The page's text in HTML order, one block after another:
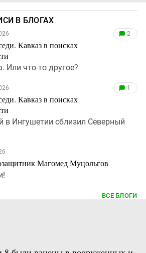
В БЛОГАХ
Кавказ в поисках
2
Или что-то другое?
Кавказ в поисках
1
в Ингушетии сблизил Северный
Магомед Муцольгов
ВСЕ БЛОГИ